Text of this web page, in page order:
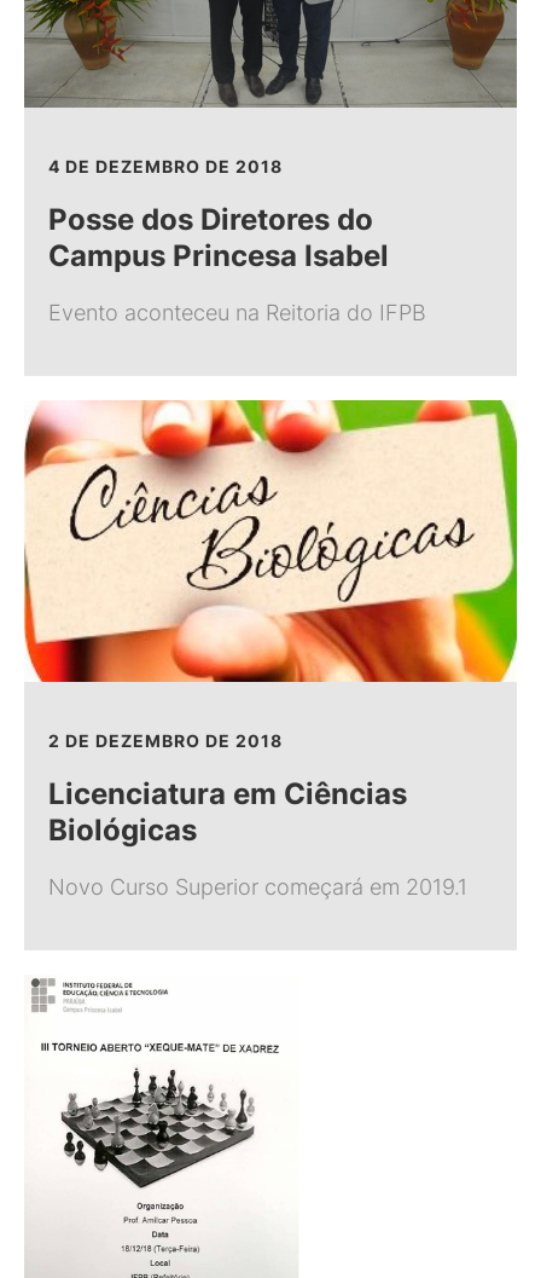
4 DE DEZEMBRO DE 2018
Posse dos Diretores do
Campus Princesa Isabel
Evento aconteceu na Reitoria do IFPB
2 DE DEZEMBRO DE 2018
Licenciatura em Ciências
Biológicas
Novo Curso Superior começará em 2019.1